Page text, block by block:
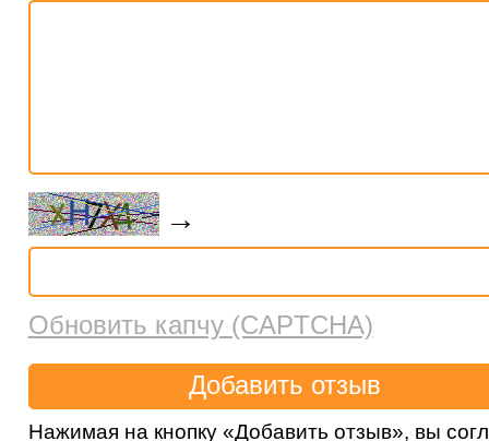
→
Обновить капчу (CAPTCHA)
Нажимая на кнопку «Добавить отзыв», вы